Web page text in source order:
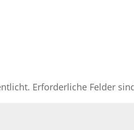
Erforderliche Felder